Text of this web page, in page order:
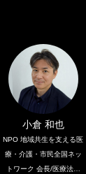
小倉 和也
NPO 地域共生を支える医
療・介護・市民全国ネッ
トワーク 会長/医療法人